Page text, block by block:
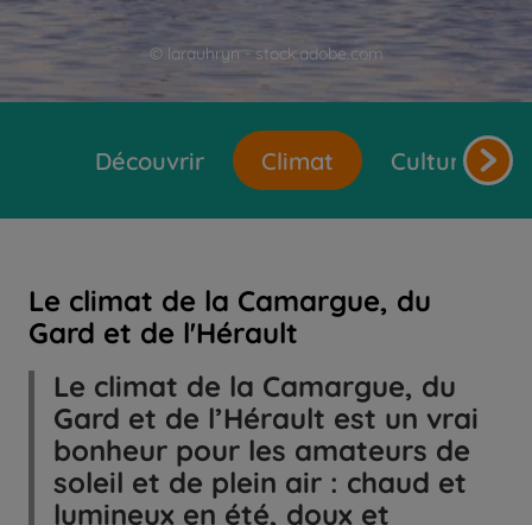
© larauhryn - stock.adobe.com
Découvrir Climat Cultures et
Le climat de la Camargue, du
Gard et de l'Hérault
Le climat de la Camargue, du
Gard et de l’Hérault est un vrai
bonheur pour les amateurs de
soleil et de plein air : chaud et
lumineux en été, doux et